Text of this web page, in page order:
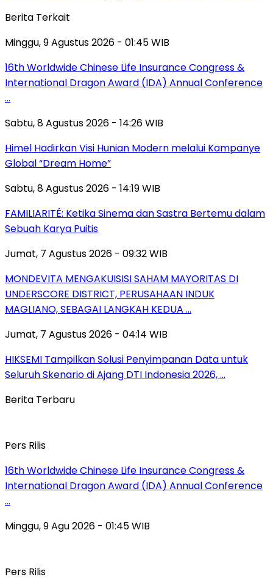
Berita Terkait
Minggu, 9 Agustus 2026 - 01:45 WIB
16th Worldwide Chinese Life Insurance Congress &
International Dragon Award (IDA) Annual Conference
…
Sabtu, 8 Agustus 2026 - 14:26 WIB
Himel Hadirkan Visi Hunian Modern melalui Kampanye
Global “Dream Home”
Sabtu, 8 Agustus 2026 - 14:19 WIB
FAMILIARITÉ: Ketika Sinema dan Sastra Bertemu dalam
Sebuah Karya Puitis
Jumat, 7 Agustus 2026 - 09:32 WIB
MONDEVITA MENGAKUISISI SAHAM MAYORITAS DI
UNDERSCORE DISTRICT, PERUSAHAAN INDUK
MAGLIANO, SEBAGAI LANGKAH KEDUA …
Jumat, 7 Agustus 2026 - 04:14 WIB
HIKSEMI Tampilkan Solusi Penyimpanan Data untuk
Seluruh Skenario di Ajang DTI Indonesia 2026, …
Berita Terbaru
Pers Rilis
16th Worldwide Chinese Life Insurance Congress &
International Dragon Award (IDA) Annual Conference
…
Minggu, 9 Agu 2026 - 01:45 WIB
Pers Rilis